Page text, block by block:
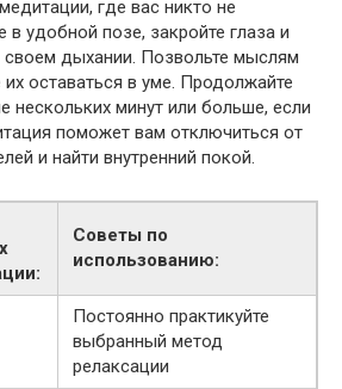
где вас никто не
в удобной позе, закройте глаза и
своем дыхании. Позвольте мыслям
их оставаться в уме. Продолжайте
нескольких минут или больше, если
поможет вам отключиться от
и найти внутренний покой.
Советы по
использованию:
Постоянно практикуйте
выбранный метод
релаксации